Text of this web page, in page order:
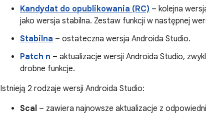
Kandydat do opublikowania (RC) – kolejna
jako wersja stabilna. Zestaw funkcji w następnej
Stabilna – ostateczna wersja Androida Studio.
Patch n – aktualizacje wersji Androida Studio,
drobne funkcje.
Istnieją 2 rodzaje wersji Androida Studio:
Scal – zawiera najnowsze aktualizacje z